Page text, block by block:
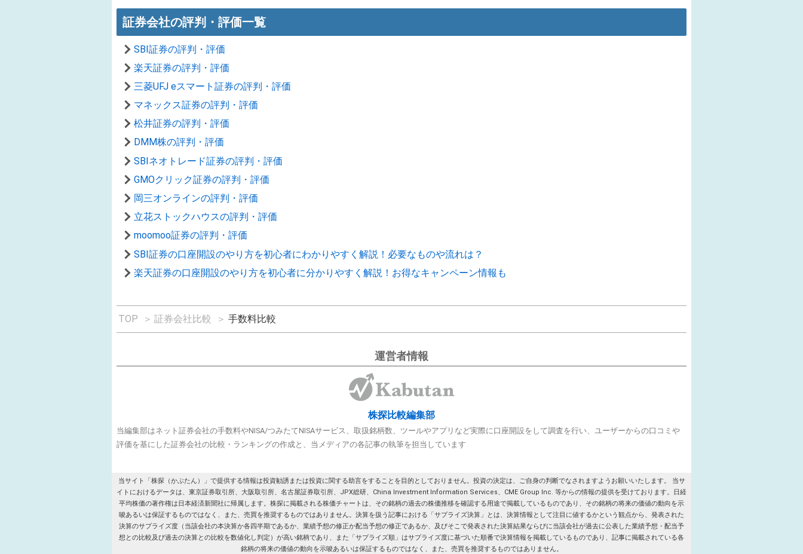
証券会社の評判・評価一覧
SBI証券の評判・評価
楽天証券の評判・評価
三菱UFJ eスマート証券の評判・評価
マネックス証券の評判・評価
松井証券の評判・評価
DMM株の評判・評価
SBIネオトレード証券の評判・評価
GMOクリック証券の評判・評価
岡三オンラインの評判・評価
立花ストックハウスの評判・評価
moomoo証券の評判・評価
SBI証券の口座開設のやり方を初心者にわかりやすく解説！必要なものや流れは？
楽天証券の口座開設のやり方を初心者に分かりやすく解説！お得なキャンペーン情報も
TOP ＞ 証券会社比較 ＞ 手数料比較
運営者情報
株探比較編集部
当編集部はネット証券会社の手数料やNISA/つみたてNISAサービス、取扱銘柄数、ツールやアプリなど実際に口座開設をして調査を行い、ユーザーからの口コミや
評価を基にした証券会社の比較・ランキングの作成と、当メディアの各記事の執筆を担当しています
当サイト「株探（かぶたん）」で提供する情報は投資勧誘または投資に関する助言をすることを目的としておりません。投資の決定は、ご自身の判断でなされますようお願いいたします。 当サ
イトにおけるデータは、東京証券取引所、大阪取引所、名古屋証券取引所、JPX総研、China Investment Information Services、CME Group Inc. 等からの情報の提供を受けております。日経
平均株価の著作権は日本経済新聞社に帰属します。株探に掲載される株価チャートは、その銘柄の過去の株価推移を確認する用途で掲載しているものであり、その銘柄の将来の価値の動向を示
唆あるいは保証するものではなく、また、売買を推奨するものではありません。決算を扱う記事における「サプライズ決算」とは、決算情報として注目に値するかという観点から、発表された
決算のサプライズ度（当該会社の本決算か各四半期であるか、業績予想の修正か配当予想の修正であるか、及びそこで発表された決算結果ならびに当該会社が過去に公表した業績予想・配当予
想との比較及び過去の決算との比較を数値化し判定）が高い銘柄であり、また「サプライズ順」はサプライズ度に基づいた順番で決算情報を掲載しているものであり、記事に掲載されている各
銘柄の将来の価値の動向を示唆あるいは保証するものではなく、また、売買を推奨するものではありません。